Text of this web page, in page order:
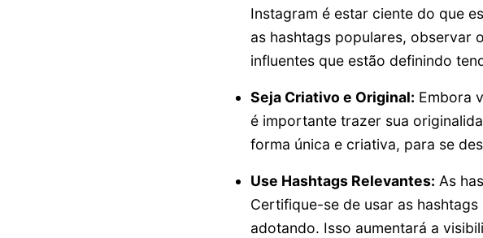
Instagram é estar ciente do que
as hashtags populares, observar
influentes que estão definindo
Seja Criativo e Original: Embora
é importante trazer sua
forma única e criativa, para se
Use Hashtags Relevantes: As
Certifique-se de usar as
adotando. Isso aumentará a